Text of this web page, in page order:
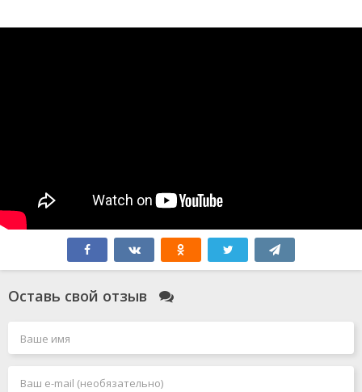
Оставь свой отзыв